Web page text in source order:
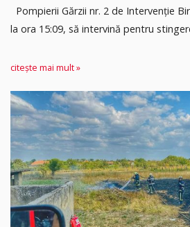
Pompierii Gărzii nr. 2 de Intervenție
la ora 15:09, să intervină pentru
citește mai mult »